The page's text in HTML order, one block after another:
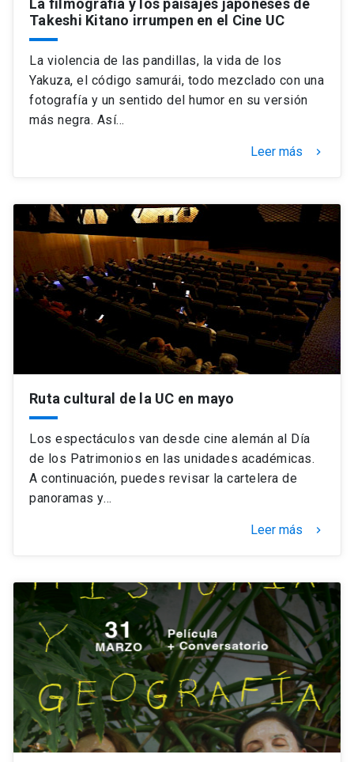
La filmografía y los paisajes japoneses de
Takeshi Kitano irrumpen en el Cine UC
La violencia de las pandillas, la vida de los
Yakuza, el código samurái, todo mezclado con una
fotografía y un sentido del humor en su versión
más negra. Así…
Leer más keyboard_arrow_right
Ruta cultural de la UC en mayo
Los espectáculos van desde cine alemán al Día
de los Patrimonios en las unidades académicas.
A continuación, puedes revisar la cartelera de
panoramas y…
Leer más keyboard_arrow_right